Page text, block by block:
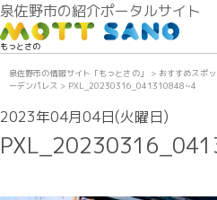
泉佐野市の紹介ポータルサイト
もっとさの
泉佐野市の情報サイト「もっとさの」 > おすすめスポッ
ーデンパレス > PXL_20230316_041310848~4
2023年04月04日(火曜日)